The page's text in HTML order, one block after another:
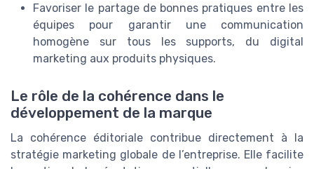
Favoriser le partage de bonnes pratiques entre les
équipes pour garantir une communication
homogène sur tous les supports, du digital
marketing aux produits physiques.
Le rôle de la cohérence dans le
développement de la marque
La cohérence éditoriale contribue directement à la
stratégie marketing globale de l’entreprise. Elle facilite